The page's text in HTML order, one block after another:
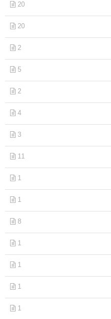
20
20
2
5
2
4
3
11
1
1
8
1
1
1
1